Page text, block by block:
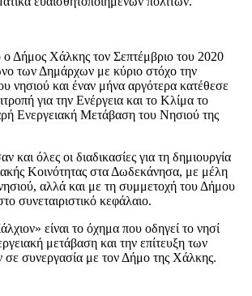
Δήμος Χάλκης τον Σεπτέμβριο του 2020
των Δημάρχων με κύριο στόχο την
νησιού και έναν μήνα αργότερα κατέθεσε
για την Ενέργεια και το Κλίμα το
Ενεργειακή Μετάβαση του Νησιού της
και όλες οι διαδικασίες για τη δημιουργία
Κοινότητας στα Δωδεκάνησα, με μέλη
αλλά και με τη συμμετοχή του Δήμου
συνεταιριστικό κεφάλαιο.
είναι το όχημα που οδηγεί το νησί
μετάβαση και την επίτευξη των
σε συνεργασία με τον Δήμο της Χάλκης.